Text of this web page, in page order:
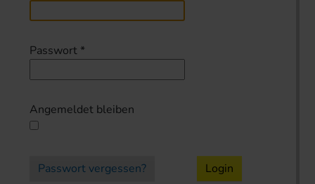
Passwort *
Angemeldet bleiben
Passwort vergessen? Login